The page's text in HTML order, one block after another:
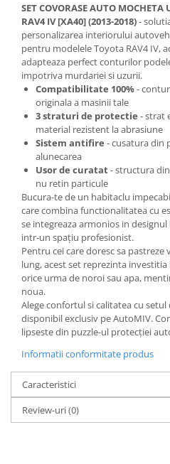
SET COVORASE AUTO
RAV4 IV [XA40] (2013-2018)-
personalizarea interiorului
pentru modelele Toyota RAV4 IV,
adapteaza perfect conturilor
impotriva murdariei si uzurii.
Compatibilitate 100%-
originala a masinii tale
3 straturi de protectie - strat
material rezistent la abrasiune
Sistem antifire - cusatura din
alunecarea
Usor de curatat- structura
nu retin particule
Bucura-te de un habitaclu
care combina functionalitatea cu
se integreaza armonios in
intr-un spațiu profesionist.
Pentru cei care doresc sa
lung, acest set reprezinta
orice urma de noroi sau apa,
noua.
Alege confortul si calitatea cu setul
disponibil exclusiv pe AutoMIV.
lipseste din puzzle-ul protecției
Informatii conformitate produs
Caracteristici
Review-uri(0)